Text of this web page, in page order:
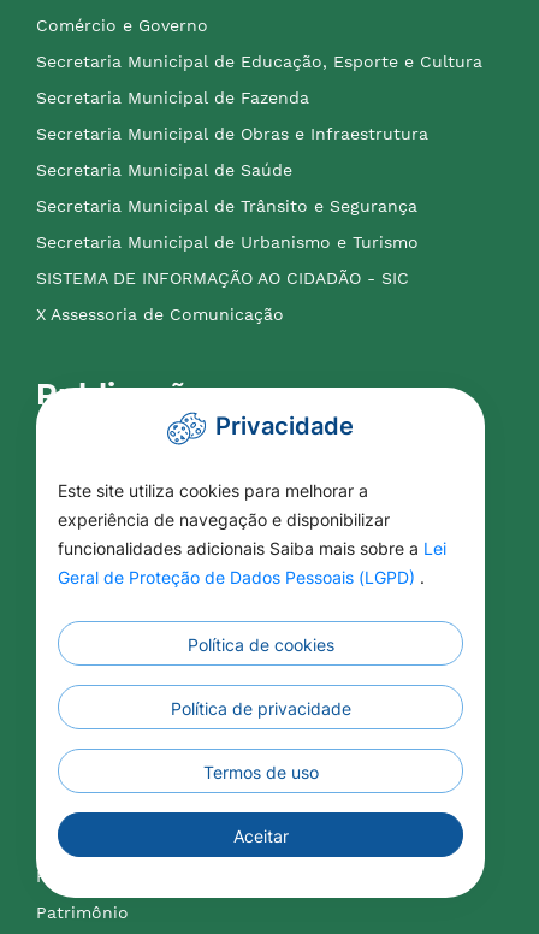
Comércio e Governo
Secretaria Municipal de Educação, Esporte e Cultura
Secretaria Municipal de Fazenda
Secretaria Municipal de Obras e Infraestrutura
Secretaria Municipal de Saúde
Secretaria Municipal de Trânsito e Segurança
Secretaria Municipal de Urbanismo e Turismo
SISTEMA DE INFORMAÇÃO AO CIDADÃO - SIC
X Assessoria de Comunicação
Publicações
Arquivos de Licitações
Atas de Registro de Preços
Concurso Público
Conselhos Municipais
Contratação Direta
Contratos Administrativos
Formulários
LAI - Lei de Acesso a Informação
Lei Paulo Gustavo
PREVPAR
Patrimônio
Privacidade
Este site utiliza cookies para melhorar a
experiência de navegação e disponibilizar
funcionalidades adicionais Saiba mais sobre a Lei
Geral de Proteção de Dados Pessoais (LGPD) .
Política de cookies
Política de privacidade
Termos de uso
Aceitar